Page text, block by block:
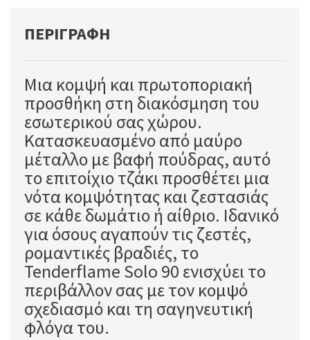
ΠΕΡΙΓΡΑΦΉ
Μια κομψή και πρωτοποριακή
προσθήκη στη διακόσμηση του
εσωτερικού σας χώρου.
Κατασκευασμένο από μαύρο
μέταλλο με βαφή πούδρας, αυτό
το επιτοίχιο τζάκι προσθέτει μια
νότα κομψότητας και ζεστασιάς
σε κάθε δωμάτιο ή αίθριο. Ιδανικό
για όσους αγαπούν τις ζεστές,
ρομαντικές βραδιές, το
Tenderflame Solo 90 ενισχύει το
περιβάλλον σας με τον κομψό
σχεδιασμό και τη σαγηνευτική
φλόγα του.